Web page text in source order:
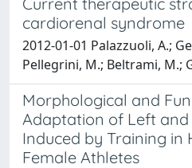
cardiorenal syndrome
2012-01-01 Palazzuoli, A.;
Pellegrini, M.; Beltrami, M.;
Morphological and
Adaptation of Left and
Induced by Training in
Female Athletes